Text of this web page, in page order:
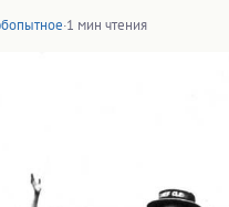
·1 мин чтения